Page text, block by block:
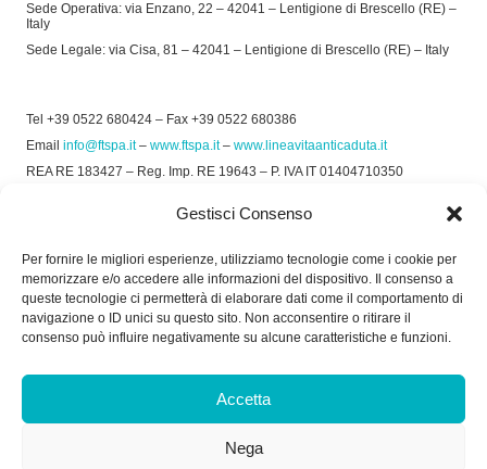
Gestisci Consenso
Per fornire le migliori esperienze, utilizziamo tecnologie come i cookie per
memorizzare e/o accedere alle informazioni del dispositivo. Il consenso a
queste tecnologie ci permetterà di elaborare dati come il comportamento di
navigazione o ID unici su questo sito. Non acconsentire o ritirare il
consenso può influire negativamente su alcune caratteristiche e funzioni.
Accetta
Nega
Sede Operativa: via Enzano, 22 – 42041 – Lentigione di Brescello (RE) –
Italy
Sede Legale: via Cisa, 81 – 42041 – Lentigione di Brescello (RE) – Italy
Tel +39 0522 680424 – Fax +39 0522 680386
Email info@ftspa.it– www.ftspa.it– www.lineavitaanticaduta.it
REA RE 183427 – Reg. Imp. RE 19643 – P. IVA IT 01404710350
Privacy Policy–Cookie Policy
SOCIAL
Dal Lunedì al Venerdì: 8.00/12.30 - 13.30/17.30